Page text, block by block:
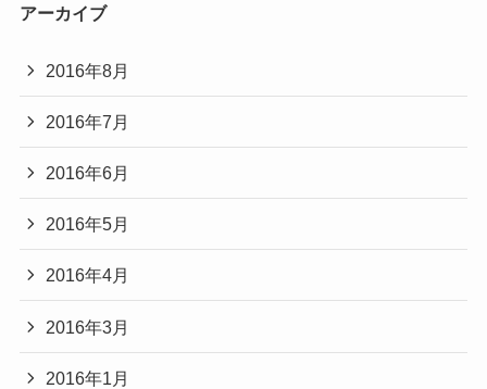
アーカイブ
2016年8月
2016年7月
2016年6月
2016年5月
2016年4月
2016年3月
2016年1月